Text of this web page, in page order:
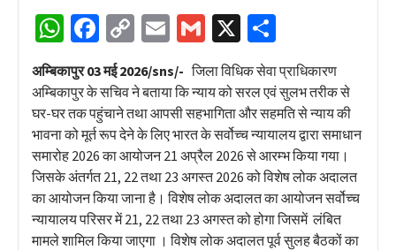
WhatsApp
Facebook
CopyEmailGmail
X
अम्बिकापुर 03 मई 2026/sns/- जिला विधिक सेवा प्राधिकारण
अम्बिकापुर के सचिव ने बताया कि न्याय को सरल एवं सुलभ तरीक से
घर-घर तक पहुंचाने तथा आपसी सहभागिता और सहमति से न्याय की
भावना को मूर्त रूप देने के लिए भारत के सर्वोच्च न्यायालय द्वारा समाधान
समारोह 2026 का आयोजन 21 अप्रैल 2026 से आरम्भ किया गया।
जिसके अंतर्गत 21, 22 तथा 23 अगस्त 2026 को विशेष लोक अदालत
का आयोजन किया जाना है। विशेष लोक अदालत का आयोजन सर्वोच्च
न्यायालय परिसर में 21, 22 तथा 23 अगस्त को होगा जिसमें लंबित
मामले शामिल किया जाएगा । विशेष लोक अदालत पूर्व सुलह बैठकों का